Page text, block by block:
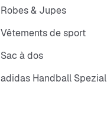
Robes & Jupes
Vêtements de sport
Sac à dos
adidas Handball Spezial